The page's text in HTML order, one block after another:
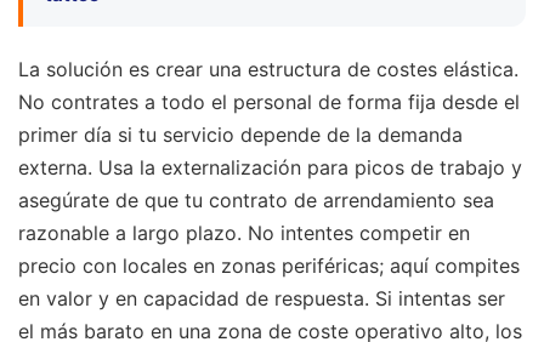
La solución es crear una estructura de costes elástica.
No contrates a todo el personal de forma fija desde el
primer día si tu servicio depende de la demanda
externa. Usa la externalización para picos de trabajo y
asegúrate de que tu contrato de arrendamiento sea
razonable a largo plazo. No intentes competir en
precio con locales en zonas periféricas; aquí compites
en valor y en capacidad de respuesta. Si intentas ser
el más barato en una zona de coste operativo alto, los